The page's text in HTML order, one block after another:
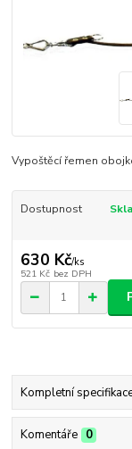
Vypoštěcí řemen
Dostupnost
630 Kč/ks
521 Kč bez DPH
Kompletní
Komentáře 0